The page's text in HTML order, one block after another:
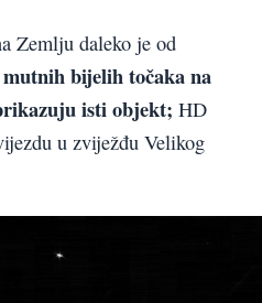
Zemlju daleko je od
mutnih bijelih točaka na
isti objekt; HD
u zviježđu Velikog